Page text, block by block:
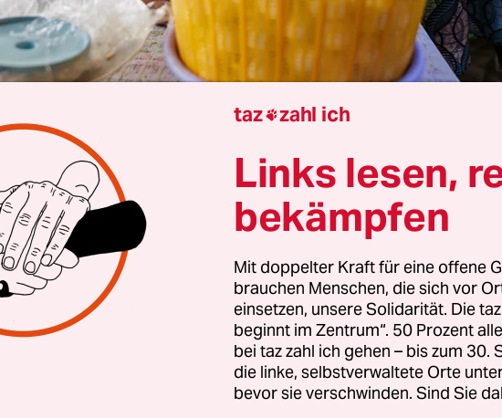
Interview von Jonas Waack
taz:Herr Pogge, Sie sagen, 2025 sei besonders wichtig, um
Fortschritte bei der globalen Gerechtigkeit zu machen.
Sie sich sogar ein Sabbatical von der Yale Universität
Warum ausgerechnet dieses Jahr?
Wir haben eine goldene Möglichkeit, wirklich etwas
taz zahl ich
Links lesen,
bekämpfen
Mit doppelter Kraft für eine offene
brauchen Menschen, die sich vor
einsetzen, unsere Solidarität. Die
beginnt im Zentrum“. 50 Prozent
bei taz zahl ich gehen – bis zum
die linke, selbstverwaltete Orte
bevor sie verschwinden. Sind Sie